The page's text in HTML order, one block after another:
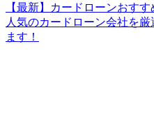
【最新】カードローンおす
人気のカードローン会社を
ます！